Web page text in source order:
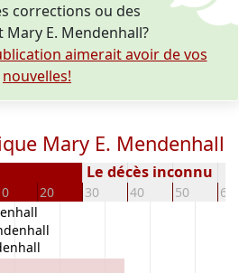
corrections ou des
E. Mendenhall?
aimerait avoir de vos
nouvelles!
Mary E. Mendenhall
20 30 40 50 60
Le décès inconnu